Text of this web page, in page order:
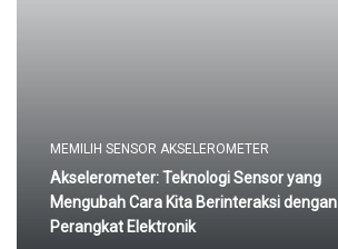
MEMILIH SENSOR AKSELEROMETER
Akselerometer: Teknologi Sensor yang
Mengubah Cara Kita Berinteraksi dengan
Perangkat Elektronik